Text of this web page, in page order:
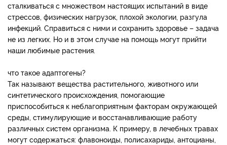
сталкиваться с множеством настоящих испытаний в виде
стрессов, физических нагрузок, плохой экологии, разгула
инфекций. Справиться с ними и сохранить здоровье – задача
не из легких. Но и в этом случае на помощь могут прийти
наши любимые растения.
что такое адаптогены?
Так называют вещества растительного, животного или
синтетического происхождения, помогающие
приспособиться к неблагоприятным факторам окружающей
среды, стимулирующие и восстанавливающие работу
различных систем организма. К примеру, в лечебных травах
могут содержаться: флавоноиды, полисахариды, антоцианы,